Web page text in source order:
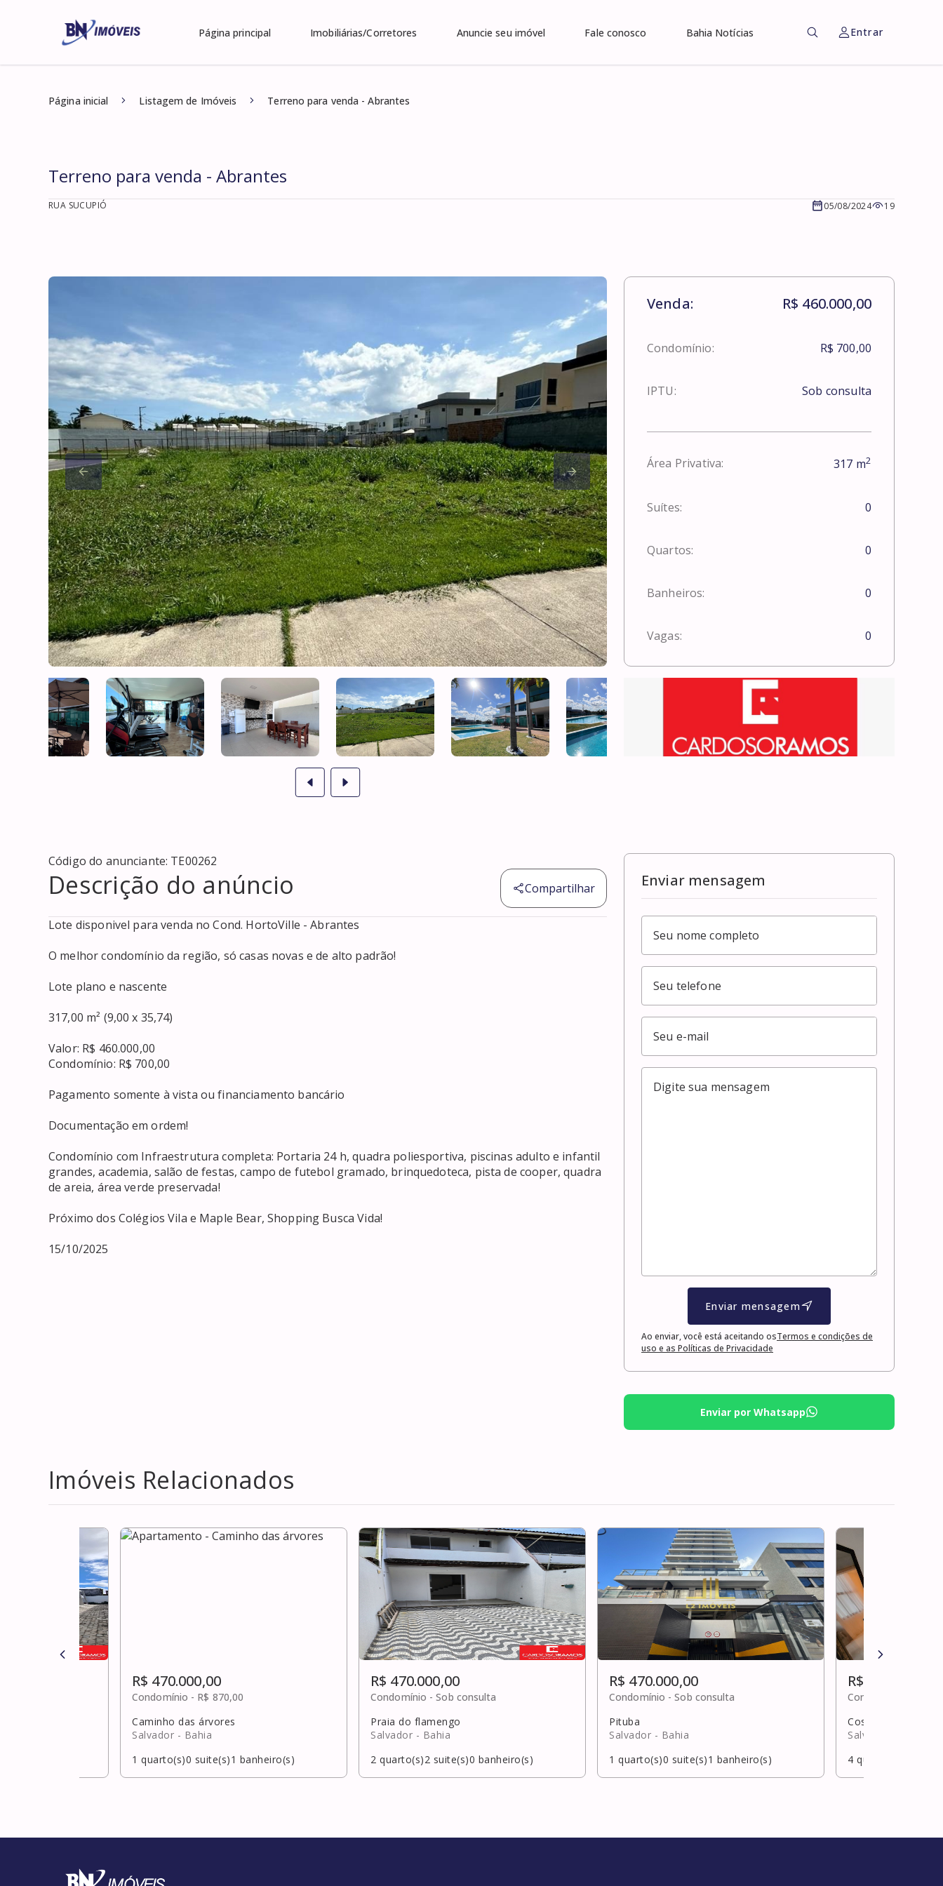
Página principal Imobiliárias/Corretores Anuncie seu imóvel Fale conosco Bahia Notícias Entrar
Página inicial Listagem de Imóveis Terreno para venda - Abrantes
Terreno para venda - Abrantes
RUA SUCUPIÓ 05/08/2024 19
Venda: R$ 460.000,00
Condomínio: R$ 700,00
IPTU: Sob consulta
Área Privativa: 317 m2
Suítes: 0
Quartos: 0
Banheiros: 0
Vagas: 0
Código do anunciante: TE00262
Descrição do anúncio Compartilhar
Lote disponivel para venda no Cond. HortoVille - Abrantes
O melhor condomínio da região, só casas novas e de alto padrão!
Lote plano e nascente
317,00 m² (9,00 x 35,74)
Valor: R$ 460.000,00
Condomínio: R$ 700,00
Pagamento somente à vista ou financiamento bancário
Documentação em ordem!
Condomínio com Infraestrutura completa: Portaria 24 h, quadra poliesportiva, piscinas adulto e infantil
grandes, academia, salão de festas, campo de futebol gramado, brinquedoteca, pista de cooper, quadra
de areia, área verde preservada!
Próximo dos Colégios Vila e Maple Bear, Shopping Busca Vida!
15/10/2025
Enviar mensagem
Enviar mensagem
Ao enviar, você está aceitando osTermos e condições de
uso e as Políticas de Privacidade
Enviar por Whatsapp
Imóveis Relacionados
R$ 470.000,00
Condomínio - R$ 870,00
Caminho das árvores
Salvador - Bahia
1 quarto(s)0 suite(s)1 banheiro(s)
R$ 470.000,00
Condomínio -Sob consulta
Praia do flamengo
Salvador - Bahia
2 quarto(s)2 suite(s)0 banheiro(s)
R$ 470.000,00
Condomínio -Sob consulta
Pituba
Salvador - Bahia
1 quarto(s)0 suite(s)1 banheiro(s)
R$ 460.000,00
Condomínio -
Costa azul
Salvador
4 quarto(s)